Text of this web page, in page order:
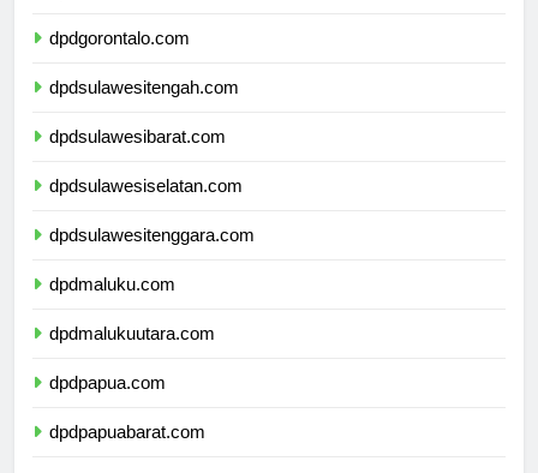
dpdgorontalo.com
dpdsulawesitengah.com
dpdsulawesibarat.com
dpdsulawesiselatan.com
dpdsulawesitenggara.com
dpdmaluku.com
dpdmalukuutara.com
dpdpapua.com
dpdpapuabarat.com